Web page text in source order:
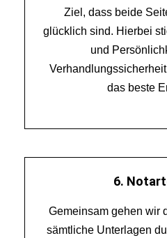
Ziel, dass beide
glücklich sind. Hierbei
und
das beste
6.
Gemeinsam gehen wir
sämtliche Unterlagen